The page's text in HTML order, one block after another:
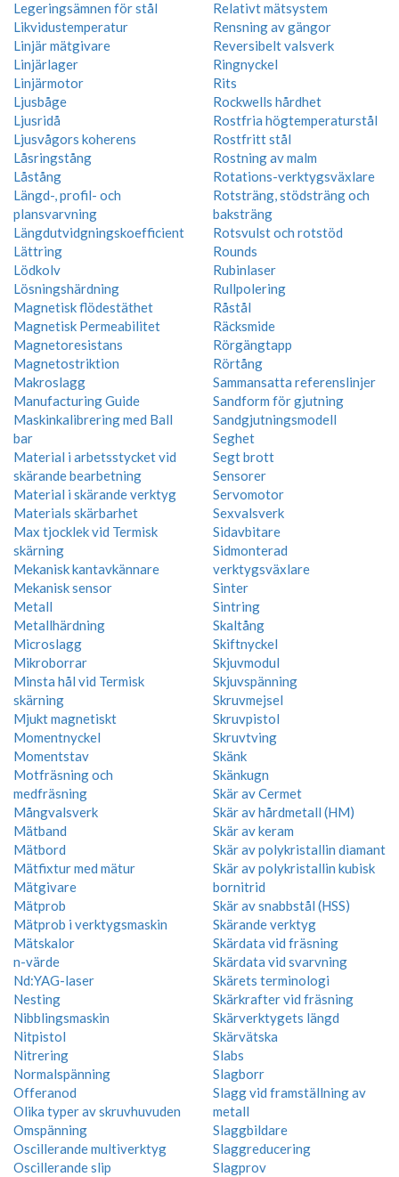
Legeringsämnen för stål
Likvidustemperatur
Linjär mätgivare
Linjärlager
Linjärmotor
Ljusbåge
Ljusridå
Ljusvågors koherens
Låsringstång
Låstång
Längd-, profil- och
plansvarvning
Längdutvidgningskoefficient
Lättring
Lödkolv
Lösningshärdning
Magnetisk flödestäthet
Magnetisk Permeabilitet
Magnetoresistans
Magnetostriktion
Makroslagg
Manufacturing Guide
Maskinkalibrering med Ball
bar
Material i arbetsstycket vid
skärande bearbetning
Material i skärande verktyg
Materials skärbarhet
Max tjocklek vid Termisk
skärning
Mekanisk kantavkännare
Mekanisk sensor
Metall
Metallhärdning
Microslagg
Mikroborrar
Minsta hål vid Termisk
skärning
Mjukt magnetiskt
Momentnyckel
Momentstav
Motfräsning och
medfräsning
Mångvalsverk
Mätband
Mätbord
Mätfixtur med mätur
Mätgivare
Mätprob
Mätprob i verktygsmaskin
Mätskalor
n-värde
Nd:YAG-laser
Nesting
Nibblingsmaskin
Nitpistol
Nitrering
Normalspänning
Offeranod
Olika typer av skruvhuvuden
Omspänning
Oscillerande multiverktyg
Oscillerande slip
Relativt mätsystem
Rensning av gängor
Reversibelt valsverk
Ringnyckel
Rits
Rockwells hårdhet
Rostfria högtemperaturstål
Rostfritt stål
Rostning av malm
Rotations-verktygsväxlare
Rotsträng, stödsträng och
baksträng
Rotsvulst och rotstöd
Rounds
Rubinlaser
Rullpolering
Råstål
Räcksmide
Rörgängtapp
Rörtång
Sammansatta referenslinjer
Sandform för gjutning
Sandgjutningsmodell
Seghet
Segt brott
Sensorer
Servomotor
Sexvalsverk
Sidavbitare
Sidmonterad
verktygsväxlare
Sinter
Sintring
Skaltång
Skiftnyckel
Skjuvmodul
Skjuvspänning
Skruvmejsel
Skruvpistol
Skruvtving
Skänk
Skänkugn
Skär av Cermet
Skär av hårdmetall (HM)
Skär av keram
Skär av polykristallin diamant
Skär av polykristallin kubisk
bornitrid
Skär av snabbstål (HSS)
Skärande verktyg
Skärdata vid fräsning
Skärdata vid svarvning
Skärets terminologi
Skärkrafter vid fräsning
Skärverktygets längd
Skärvätska
Slabs
Slagborr
Slagg vid framställning av
metall
Slaggbildare
Slaggreducering
Slagprov